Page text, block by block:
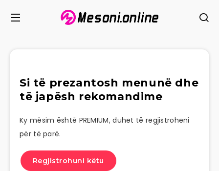
Si të prezantosh menunë dhe
të japësh rekomandime
Ky mësim është PREMIUM, duhet të regjistroheni
për të parë.
Regjistrohuni këtu